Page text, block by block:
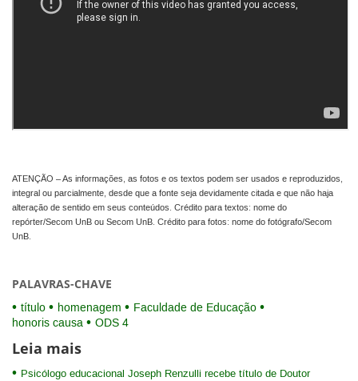
ATENÇÃO – As informações, as fotos e os textos podem ser usados e reproduzidos,
integral ou parcialmente, desde que a fonte seja devidamente citada e que não haja
alteração de sentido em seus conteúdos. Crédito para textos: nome do
repórter/Secom UnB ou Secom UnB. Crédito para fotos: nome do fotógrafo/Secom
UnB.
PALAVRAS-CHAVE
título homenagem
Faculdade de Educação
honoris causa
ODS 4
Leia mais
Psicólogo educacional Joseph Renzulli recebe título de Doutor